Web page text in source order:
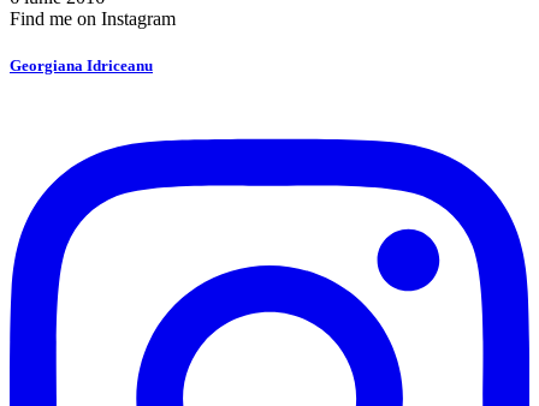
Find me on Instagram
Georgiana Idriceanu